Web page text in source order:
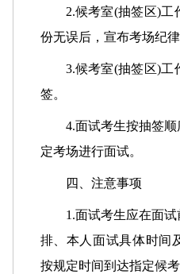
2.候考室(抽签区)工
份无误后，宣布考场纪
3.候考室(抽签区)工
签。
4.面试考生按抽签
定考场进行面试。
四、注意事项
1.面试考生应在面
排、本人面试具体时间
按规定时间到达指定候